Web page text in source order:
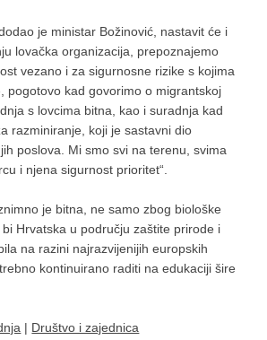
je ministar Božinović, nastavit će i
lovačka organizacija, prepoznajemo
vezano i za sigurnosne rizike s kojima
pogotovo kad govorimo o migrantskoj
s lovcima bitna, kao i suradnja kad
razminiranje, koji je sastavni dio
poslova. Mi smo svi na terenu, svima
i njena sigurnost prioritet“.
je bitna, ne samo zbog biološke
Hrvatska u području zaštite prirode i
na razini najrazvijenijih europskih
kontinuirano raditi na edukaciji šire
| Društvo i zajednica